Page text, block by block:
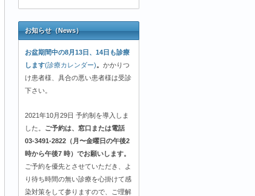
お知らせ（News）
お盆期間中の8月13日、14日も診療
します(診療カレンダー)。 かかりつ
け患者様、具合の悪い患者様は受診
下さい。
2021年10月29日 予約制を導入しま
した。 ご予約は、窓口または電話
03-3491-2822（月〜金曜日の午後2
時から午後7 時）でお願いします。
ご予約を優先とさせていただき、よ
り待ち時間の無い診療を心掛けて感
染対策をして参りますので、ご理解